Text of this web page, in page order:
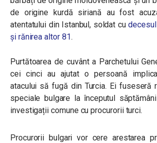
de origine kurdă siriană au fost
atentatului din Istanbul, soldat cu
și rănirea altor 81.
Purtătoarea de cuvânt a Parchetului
cei cinci au ajutat o persoană
atacului să fugă din Turcia. Ei fuseseră
speciale bulgare la începutul
investigații comune cu procurorii turci.
Procurorii bulgari vor cere arestarea